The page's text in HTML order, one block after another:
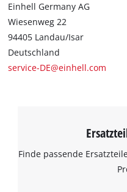
Einhell Germany AG
Wiesenweg 22
94405 Landau/Isar
Deutschland
service-DE@einhell.com
Finde passende